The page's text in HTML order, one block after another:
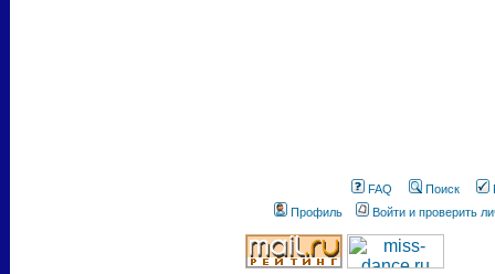
FAQ Поиск
Профиль
Войти и проверить